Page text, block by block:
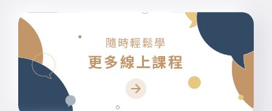
隨時輕鬆學
更多線上課程